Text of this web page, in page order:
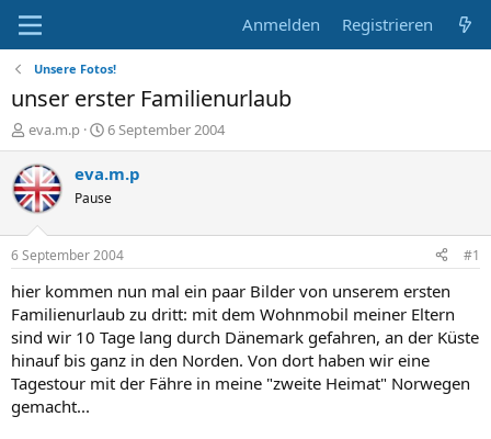
Anmelden Registrieren
Unsere Fotos!
unser erster Familienurlaub
E
r
s
t
e
l
e
r
eva.m.p
E
r
s
e
l
t
a
m
6 September 2004
eva.m.p
Pause
6 September 2004 #1
hier kommen nun mal ein paar Bilder von unserem ersten
Familienurlaub zu dritt: mit dem Wohnmobil meiner Eltern
sind wir 10 Tage lang durch Dänemark gefahren, an der Küste
hinauf bis ganz in den Norden. Von dort haben wir eine
Tagestour mit der Fähre in meine "zweite Heimat" Norwegen
gemacht...